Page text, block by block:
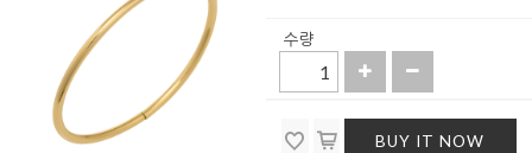
수량
BUY IT NOW